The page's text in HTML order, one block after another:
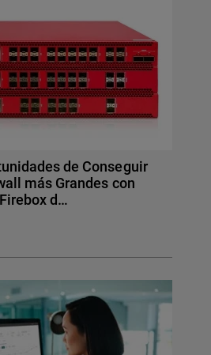
de Conseguir
más Grandes con
d…